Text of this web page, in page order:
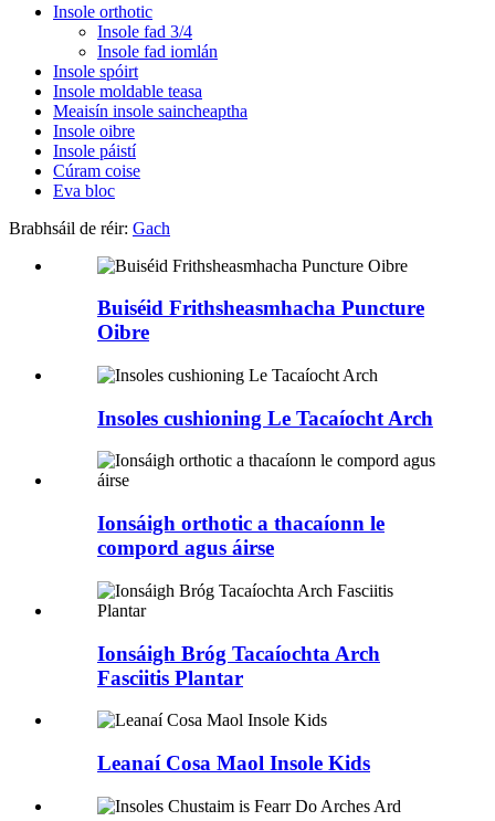
Insole orthotic
Insole fad 3/4
Insole fad iomlán
Insole spóirt
Insole moldable teasa
Meaisín insole saincheaptha
Insole oibre
Insole páistí
Cúram coise
Eva bloc
Brabhsáil de réir: Gach
Buiséid Frithsheasmhacha Puncture
Oibre
Insoles cushioning Le Tacaíocht Arch
Ionsáigh orthotic a thacaíonn le
compord agus áirse
Ionsáigh Bróg Tacaíochta Arch
Fasciitis Plantar
Leanaí Cosa Maol Insole Kids